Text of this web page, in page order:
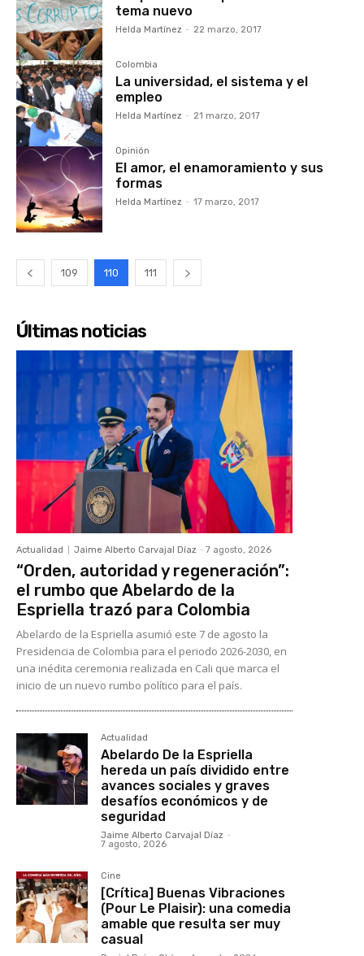
tema nuevo
Helda Martínez - 22 marzo, 2017
Colombia
La universidad, el sistema y el
empleo
Helda Martínez - 21 marzo, 2017
Opinión
El amor, el enamoramiento y sus
formas
Helda Martínez - 17 marzo, 2017
109 110 111
Últimas noticias
Actualidad Jaime Alberto Carvajal Díaz - 7 agosto, 2026
“Orden, autoridad y regeneración”:
el rumbo que Abelardo de la
Espriella trazó para Colombia
Abelardo de la Espriella asumió este 7 de agosto la
Presidencia de Colombia para el periodo 2026-2030, en
una inédita ceremonia realizada en Cali que marca el
inicio de un nuevo rumbo político para el país.
Actualidad
Abelardo De la Espriella
hereda un país dividido entre
avances sociales y graves
desafíos económicos y de
seguridad
Jaime Alberto Carvajal Díaz -
7 agosto, 2026
Cine
[Crítica] Buenas Vibraciones
(Pour Le Plaisir): una comedia
amable que resulta ser muy
casual